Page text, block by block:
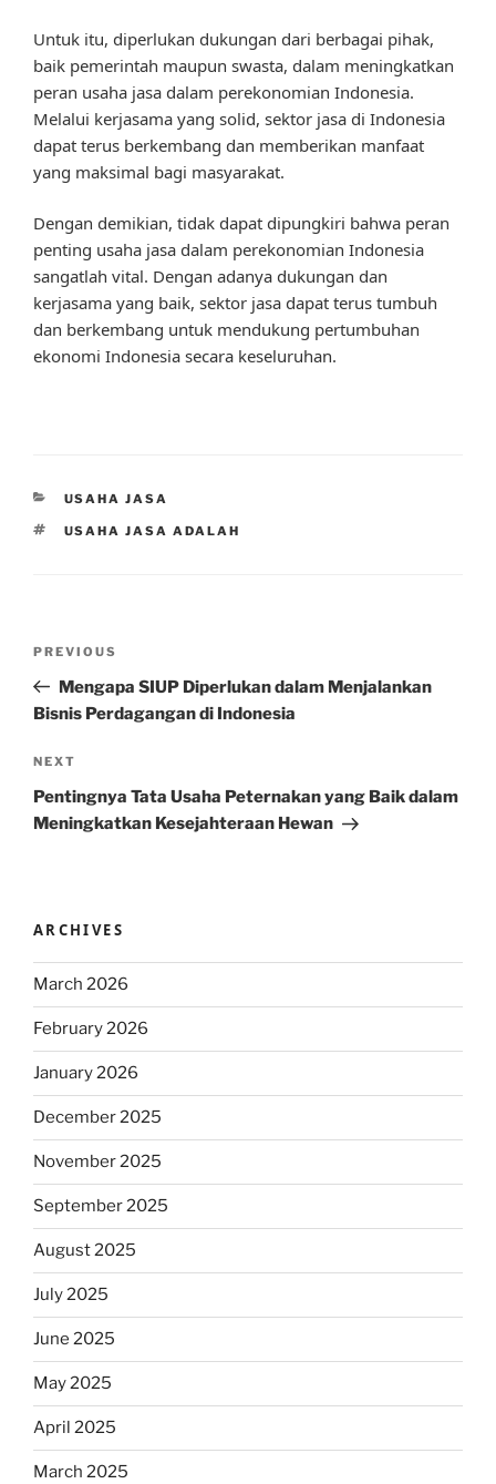
Untuk itu, diperlukan dukungan dari berbagai pihak,
baik pemerintah maupun swasta, dalam meningkatkan
peran usaha jasa dalam perekonomian Indonesia.
Melalui kerjasama yang solid, sektor jasa di Indonesia
dapat terus berkembang dan memberikan manfaat
yang maksimal bagi masyarakat.
Dengan demikian, tidak dapat dipungkiri bahwa peran
penting usaha jasa dalam perekonomian Indonesia
sangatlah vital. Dengan adanya dukungan dan
kerjasama yang baik, sektor jasa dapat terus tumbuh
dan berkembang untuk mendukung pertumbuhan
ekonomi Indonesia secara keseluruhan.
CATEGORIES
USAHA JASA
TAGS
USAHA JASA ADALAH
Previous
Post
PREVIOUS
Mengapa SIUP Diperlukan dalam Menjalankan
Bisnis Perdagangan di Indonesia
Next
Post
NEXT
Pentingnya Tata Usaha Peternakan yang Baik dalam
Meningkatkan Kesejahteraan Hewan
ARCHIVES
March 2026
February 2026
January 2026
December 2025
November 2025
September 2025
August 2025
July 2025
June 2025
May 2025
April 2025
March 2025